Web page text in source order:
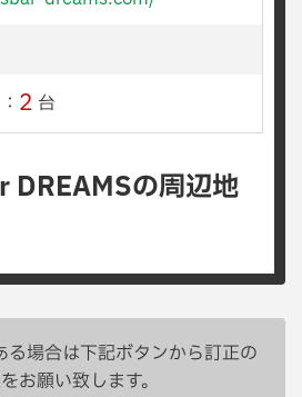
2 台
の周辺地
る場合は下記ボタンから訂正の
お願い致します。